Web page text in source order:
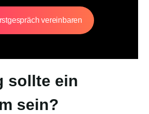
vereinbaren
sollte ein
sein?